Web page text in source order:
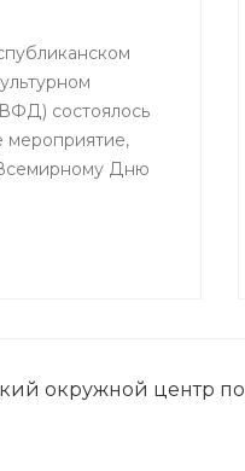
состоялось
мероприятие,
Дню
окружной центр